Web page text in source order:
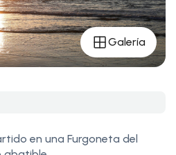
Galería
en una Furgoneta del